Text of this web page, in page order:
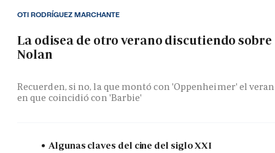
La odisea de otro verano discutiendo sobre
Nolan
Recuerden, si no, la que montó con 'Oppenheimer' el
en que coincidió con 'Barbie'
OTI RODRÍGUEZ MARCHANTE
Algunas claves del cine del siglo XXI